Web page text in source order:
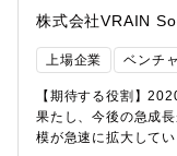
を期待しています。
注も活用しています
め、ほとんど自社で
板設計1・基板製造5
当社ラインナップ（
く携わることができ
ります。・高周波領
株式会社VRAIN
上場企業 ベンチ
【期待する役割】
果たし、今後の急成
模が急速に拡大して